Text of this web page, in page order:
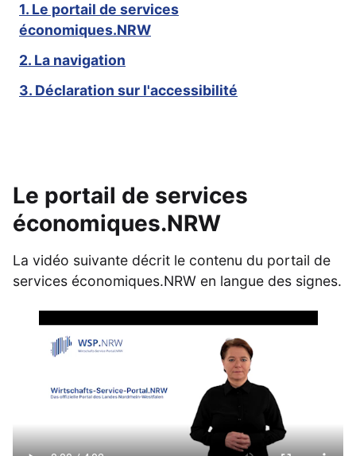
Le portail de services
économiques.NRW
La vidéo suivante décrit le contenu du portail de
services économiques.NRW en langue des signes.
1. Le portail de services
économiques.NRW
2. La navigation
3. Déclaration sur l'accessibilité